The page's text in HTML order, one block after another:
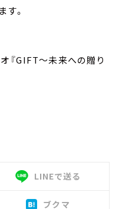
す。
『GIFT～未来への贈り
LINEで送る
ブクマ